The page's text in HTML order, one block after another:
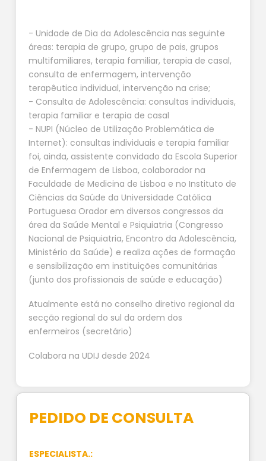
- Unidade de Dia da Adolescência nas seguinte
áreas: terapia de grupo, grupo de pais, grupos
multifamiliares, terapia familiar, terapia de casal,
consulta de enfermagem, intervenção
terapêutica individual, intervenção na crise;
- Consulta de Adolescência: consultas individuais,
terapia familiar e terapia de casal
- NUPI (Núcleo de Utilização Problemática de
Internet): consultas individuais e terapia familiar
foi, ainda, assistente convidado da Escola Superior
de Enfermagem de Lisboa, colaborador na
Faculdade de Medicina de Lisboa e no Instituto de
Ciências da Saúde da Universidade Católica
Portuguesa Orador em diversos congressos da
área da Saúde Mental e Psiquiatria (Congresso
Nacional de Psiquiatria, Encontro da Adolescência,
Ministério da Saúde) e realiza ações de formação
e sensibilização em instituições comunitárias
(junto dos profissionais de saúde e educação)
Atualmente está no conselho diretivo regional da
secção regional do sul da ordem dos
enfermeiros (secretário)
Colabora na UDIJ desde 2024
PEDIDO DE CONSULTA
ESPECIALISTA.: